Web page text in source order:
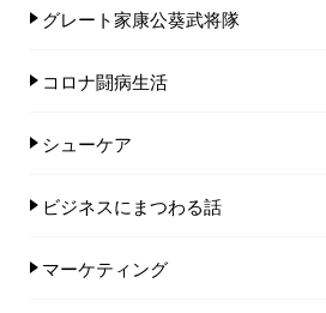
グレート家康公葵武将隊
コロナ闘病生活
シューケア
ビジネスにまつわる話
マーケティング